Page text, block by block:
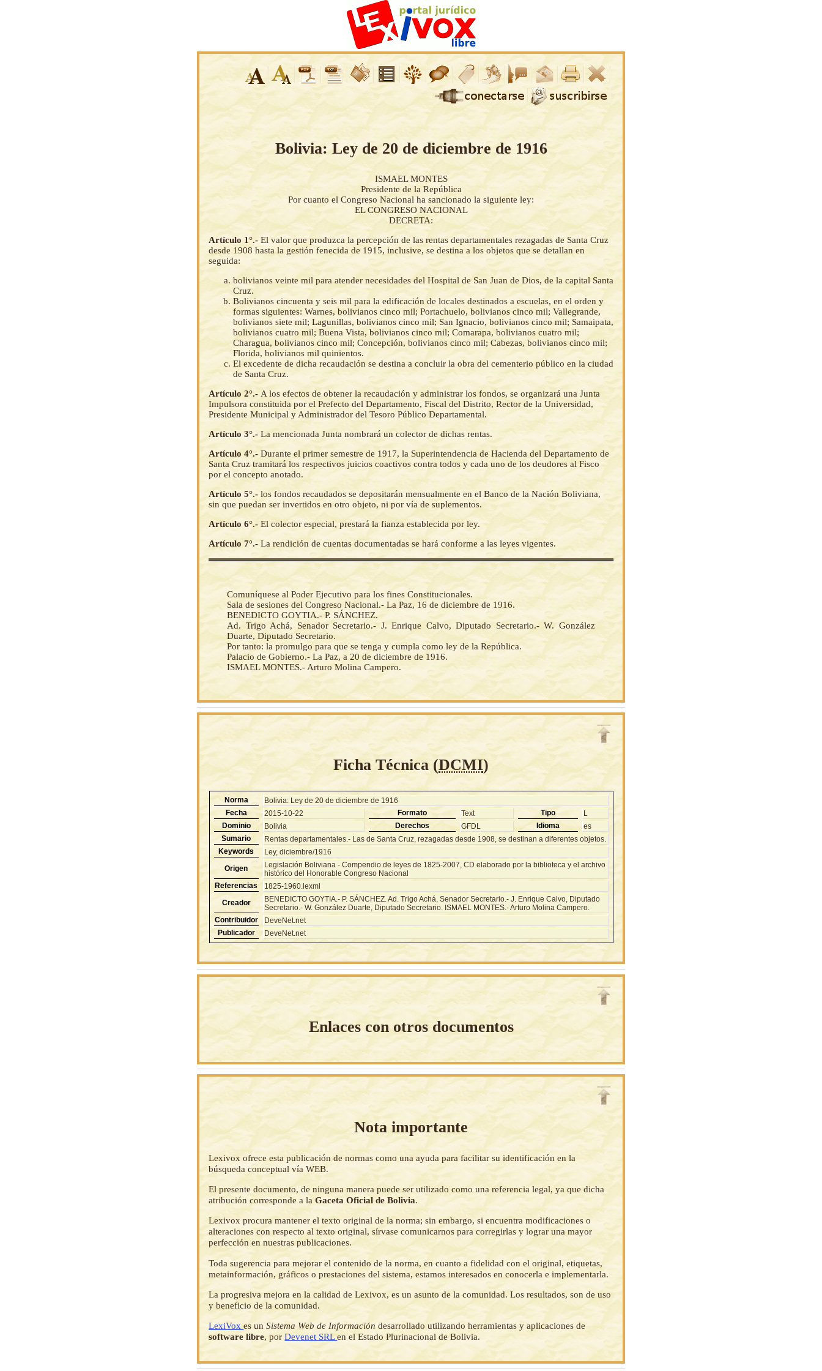
Bolivia: Ley de 20 de diciembre de 1916
ISMAEL MONTES
Presidente de la República
Por cuanto el Congreso Nacional ha sancionado la siguiente ley:
EL CONGRESO NACIONAL
DECRETA:
Artículo 1°.- El valor que produzca la percepción de las rentas departamentales rezagadas de Santa Cruz
desde 1908 hasta la gestión fenecida de 1915, inclusive, se destina a los objetos que se detallan en
seguida:
bolivianos veinte mil para atender necesidades del Hospital de San Juan de Dios, de la capital Santa
Cruz.
Bolivianos cincuenta y seis mil para la edificación de locales destinados a escuelas, en el orden y
formas siguientes: Warnes, bolivianos cinco mil; Portachuelo, bolivianos cinco mil; Vallegrande,
bolivianos siete mil; Lagunillas, bolivianos cinco mil; San Ignacio, bolivianos cinco mil; Samaipata,
bolivianos cuatro mil; Buena Vista, bolivianos cinco mil; Comarapa, bolivianos cuatro mil;
Charagua, bolivianos cinco mil; Concepción, bolivianos cinco mil; Cabezas, bolivianos cinco mil;
Florida, bolivianos mil quinientos.
El excedente de dicha recaudación se destina a concluir la obra del cementerio público en la ciudad
de Santa Cruz.
Artículo 2°.- A los efectos de obtener la recaudación y administrar los fondos, se organizará una Junta
Impulsora constituida por el Prefecto del Departamento, Fiscal del Distrito, Rector de la Universidad,
Presidente Municipal y Administrador del Tesoro Público Departamental.
Artículo 3°.- La mencionada Junta nombrará un colector de dichas rentas.
Artículo 4°.- Durante el primer semestre de 1917, la Superintendencia de Hacienda del Departamento de
Santa Cruz tramitará los respectivos juicios coactivos contra todos y cada uno de los deudores al Fisco
por el concepto anotado.
Artículo 5°.- los fondos recaudados se depositarán mensualmente en el Banco de la Nación Boliviana,
sin que puedan ser invertidos en otro objeto, ni por vía de suplementos.
Artículo 6°.- El colector especial, prestará la fianza establecida por ley.
Artículo 7°.- La rendición de cuentas documentadas se hará conforme a las leyes vigentes.
Comuníquese al Poder Ejecutivo para los fines Constitucionales.
Sala de sesiones del Congreso Nacional.- La Paz, 16 de diciembre de 1916.
BENEDICTO GOYTIA.- P. SÁNCHEZ.
Ad. Trigo Achá, Senador Secretario.- J. Enrique Calvo, Diputado Secretario.- W. González
Duarte, Diputado Secretario.
Por tanto: la promulgo para que se tenga y cumpla como ley de la República.
Palacio de Gobierno.- La Paz, a 20 de diciembre de 1916.
ISMAEL MONTES.- Arturo Molina Campero.
Ficha Técnica (DCMI)
Norma
Bolivia: Ley de 20 de diciembre de 1916
Fecha
2015-10-22 Formato Text Tipo
L
Dominio
Bolivia Derechos GFDL Idioma
es
Sumario
Rentas departamentales.- Las de Santa Cruz, rezagadas desde 1908, se destinan a diferentes objetos.
Keywords
Ley, diciembre/1916
Origen
Legislación Boliviana - Compendio de leyes de 1825-2007, CD elaborado por la biblioteca y el archivo
histórico del Honorable Congreso Nacional
Referencias
1825-1960.lexml
Creador
BENEDICTO GOYTIA.- P. SÁNCHEZ. Ad. Trigo Achá, Senador Secretario.- J. Enrique Calvo, Diputado
Secretario.- W. González Duarte, Diputado Secretario. ISMAEL MONTES.- Arturo Molina Campero.
Contribuidor
DeveNet.net
Publicador
DeveNet.net
Enlaces con otros documentos
Nota importante
Lexivox ofrece esta publicación de normas como una ayuda para facilitar su identificación en la
búsqueda conceptual vía WEB.
El presente documento, de ninguna manera puede ser utilizado como una referencia legal, ya que dicha
atribución corresponde a laGaceta Oficial de Bolivia.
Lexivox procura mantener el texto original de la norma; sin embargo, si encuentra modificaciones o
alteraciones con respecto al texto original, sírvase comunicarnos para corregirlas y lograr una mayor
perfección en nuestras publicaciones.
Toda sugerencia para mejorar el contenido de la norma, en cuanto a fidelidad con el original, etiquetas,
metainformación, gráficos o prestaciones del sistema, estamos interesados en conocerla e implementarla.
La progresiva mejora en la calidad de Lexivox, es un asunto de la comunidad. Los resultados, son de uso
y beneficio de la comunidad.
LexiVoxes unSistema Web de Información desarrollado utilizando herramientas y aplicaciones de
software libre, porDevenet SRLen el Estado Plurinacional de Bolivia.